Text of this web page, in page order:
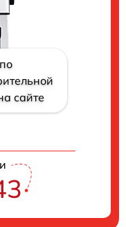
сайте